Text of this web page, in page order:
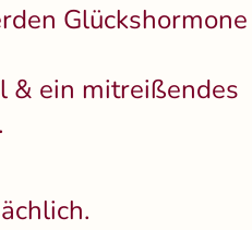
Glückshormone
& ein mitreißendes